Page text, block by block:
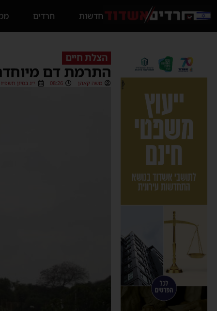
חדשות חרדים
הצלת חיים
התרמת דם
משה קאהן 08:26 י״ג בסיון תשפ״ו (29/05/